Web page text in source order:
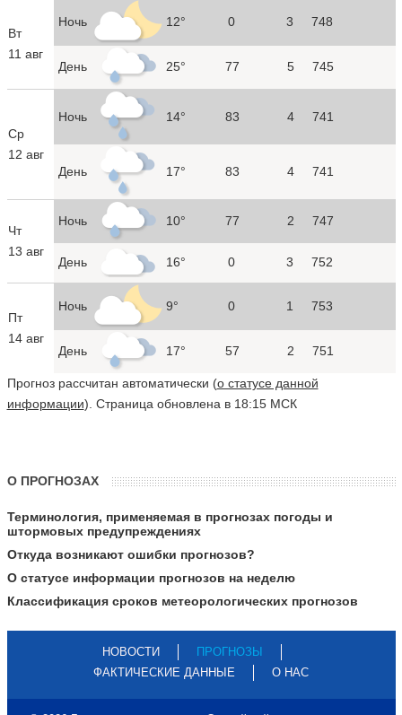
Вт
11 авг
Ночь 12° 0 3 748
День 25° 77 5 745
Ср
12 авг
Ночь 14° 83 4 741
День 17° 83 4 741
Чт
13 авг
Ночь 10° 77 2 747
День 16° 0 3 752
Пт
14 авг
Ночь 9° 0 1 753
День 17° 57 2 751
Прогноз рассчитан автоматически (о статусе данной
информации). Страница обновлена в 18:15 МСК
О ПРОГНОЗАХ
Терминология, применяемая в прогнозах погоды и
штормовых предупреждениях
Откуда возникают ошибки прогнозов?
О статусе информации прогнозов на неделю
Классификация сроков метеорологических прогнозов
НОВОСТИ
ПРОГНОЗЫ
ФАКТИЧЕСКИЕ ДАННЫЕ
О НАС